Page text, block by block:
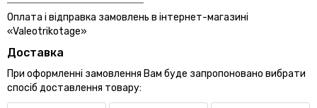
Оплата і відправка замовлень в інтернет-магазині
«Valeotrikotage»
Доставка
При оформленні замовлення Вам буде запропоновано вибрати
спосіб доставлення товару: